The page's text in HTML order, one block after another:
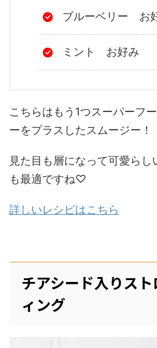
ブルーベリー お
ミント お好み
こちらはもう1つスーパーフ
ーをプラスしたスムージー！
見た目も層になって可愛らし
も最適ですね♡
詳しいレシピはこちら
チアシード入りス
ィング